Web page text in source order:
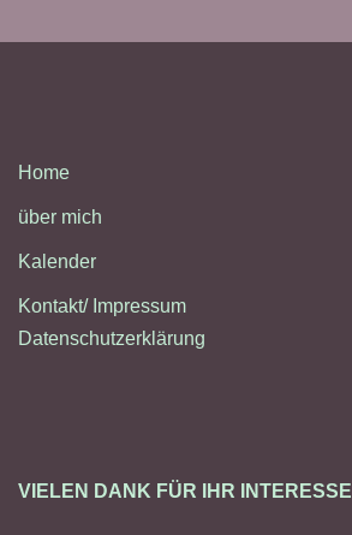
Home
über mich
Kalender
Kontakt/ Impressum
Datenschutzerklärung
VIELEN DANK FÜR IHR INTERESSE